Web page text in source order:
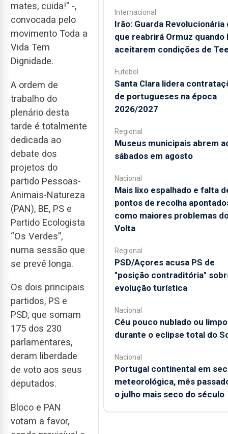
mates, cuida!" -,
convocada pelo
movimento Toda a
Vida Tem
Dignidade.
A ordem de
trabalho do
plenário desta
tarde é totalmente
dedicada ao
debate dos
projetos do
partido Pessoas-
Animais-Natureza
(PAN), BE, PS e
Partido Ecologista
“Os Verdes”,
numa sessão que
se prevê longa.
Os dois principais
partidos, PS e
PSD, que somam
175 dos 230
parlamentares,
deram liberdade
de voto aos seus
deputados.
Bloco e PAN
votam a favor,
Internacional
Irão: Guarda Revolucionária
que reabrirá Ormuz quando
aceitarem condições de
Futebol
Santa Clara lidera
de portugueses na época
2026/2027
Regional
Museus municipais abrem
sábados em agosto
Nacional
Mais lixo espalhado e falta
pontos de recolha
como maiores problemas
Volta
Regional
PSD/Açores acusa PS de
"posição contraditória"
evolução turística
Nacional
Céu pouco nublado ou limpo
durante o eclipse total do
Nacional
Portugal continental em
meteorológica, mês
o julho mais seco do século